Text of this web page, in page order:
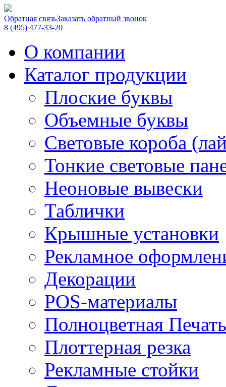
Обратная связьЗаказать обратный звонок
8 (495) 477-33-20
О компании
Каталог продукции
Плоские буквы
Объемные буквы
Световые короба
Тонкие световые
Неоновые вывески
Таблички
Крышные установки
Рекламное
Декорации
POS-материалы
Полноцветная Печать
Плоттерная резка
Рекламные стойки